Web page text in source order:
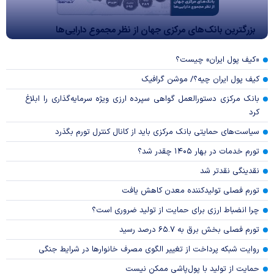
بزرگترین بانک‌های مرکزی جهان از نظر مجموع دارایی‌ها
«کیف پول ایران» چیست؟
کیف پول ایران چیه؟/ موشن گرافیک
بانک مرکزی دستورالعمل گواهی سپرده ارزی ویژه سرمایه‌گذاری را ابلاغ
کرد
سیاست‌های حمایتی بانک مرکزی باید از کانال کنترل تورم بگذرد
تورم خدمات در بهار ۱۴۰۵ چقدر شد؟
نقدینگی نقدتر شد
تورم فصلی تولیدکننده معدن کاهش یافت
چرا انضباط ارزی برای حمایت از تولید ضروری است؟
تورم فصلی بخش برق به ۶۵.۷ درصد رسید
روایت شبکه پرداخت از تغییر الگوی مصرف خانوار‌ها در شرایط جنگی
حمایت از تولید با پول‌پاشی ممکن نیست